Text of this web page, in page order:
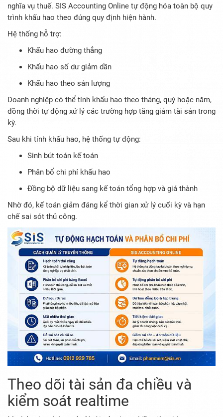
nghĩa vụ thuế. SIS Accounting Online tự động hóa toàn bộ quy
trình khấu hao theo đúng quy định hiện hành.
Hệ thống hỗ trợ:
Khấu hao đường thẳng
Khấu hao số dư giảm dần
Khấu hao theo sản lượng
Doanh nghiệp có thể tính khấu hao theo tháng, quý hoặc năm,
đồng thời tự động xử lý các trường hợp tăng giảm tài sản trong
kỳ.
Sau khi tính khấu hao, hệ thống tự động:
Sinh bút toán kế toán
Phân bổ chi phí khấu hao
Đồng bộ dữ liệu sang kế toán tổng hợp và giá thành
Nhờ đó, kế toán giảm đáng kể thời gian xử lý cuối kỳ và hạn
chế sai sót thủ công.
Theo dõi tài sản đa chiều và
kiểm soát realtime